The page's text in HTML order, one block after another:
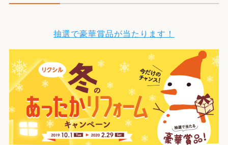
抽選で豪華賞品が当たります！